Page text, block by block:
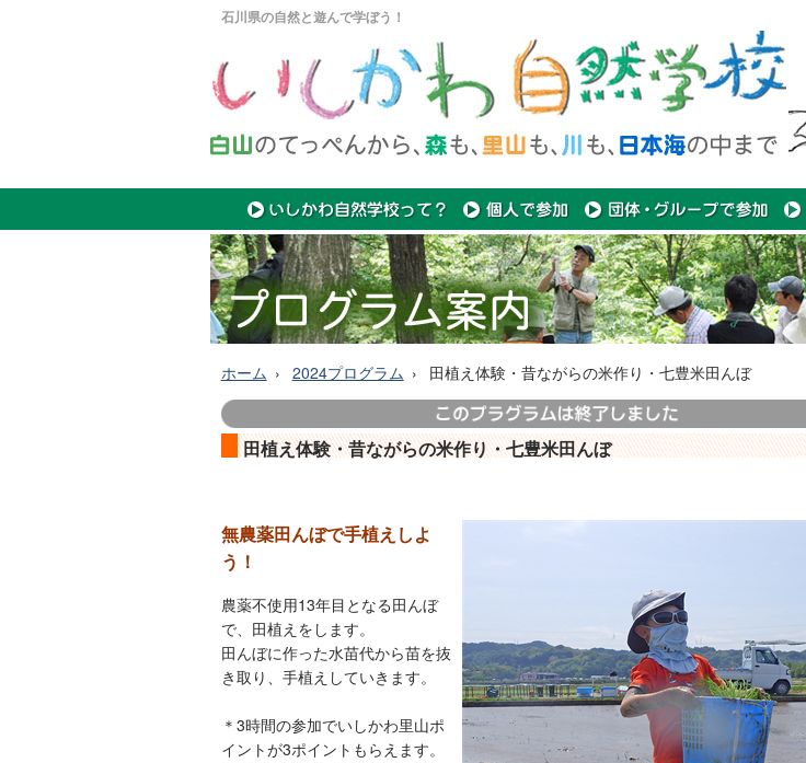
石川県の自然と遊んで学ぼう！
ホーム 2024プログラム 田植え体験・昔ながらの米作り・七豊米田んぼ
田植え体験・昔ながらの米作り・七豊米田んぼ
無農薬田んぼで手植えしよ
う！
農薬不使用13年目となる田んぼ
で、田植えをします。
田んぼに作った水苗代から苗を抜
き取り、手植えしていきます。
＊3時間の参加でいしかわ里山ポ
イントが3ポイントもらえます。